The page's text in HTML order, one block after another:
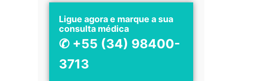
Ligue agora e marque a sua
consulta médica
✆ +55 (34) 98400-
3713